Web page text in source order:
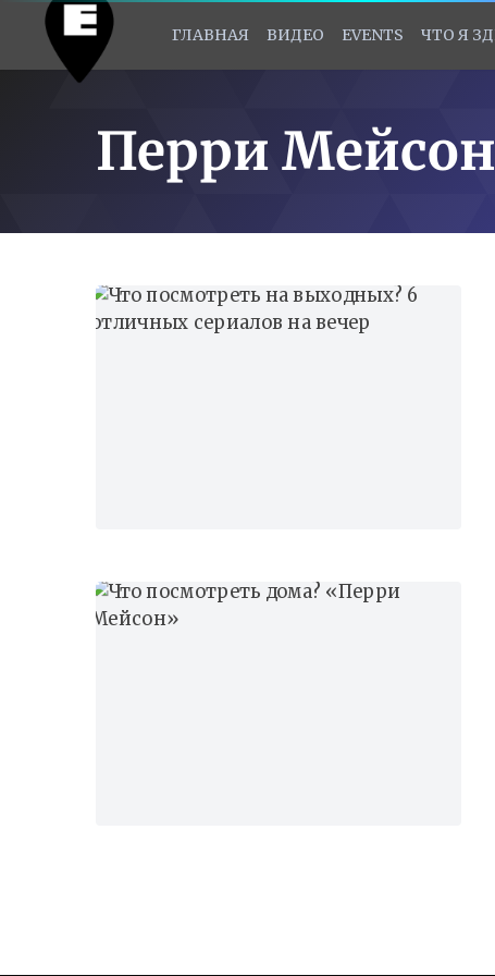
ГЛАВНАЯ ВИДЕО EVENTS ЧТО Я
Перри Мейсон